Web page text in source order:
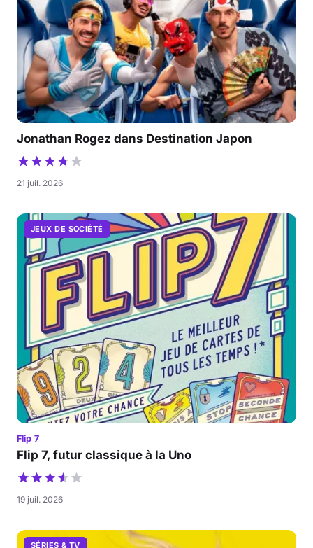
Jonathan Rogez dans Destination Japon
21 juil. 2026
JEUX DE SOCIÉTÉ
Flip 7
Flip 7, futur classique à la Uno
19 juil. 2026
SÉRIES & TV